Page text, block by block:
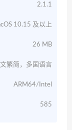
2.1.1
10.15 及以上
26 MB
繁简，多国语言
ARM64/Intel
585